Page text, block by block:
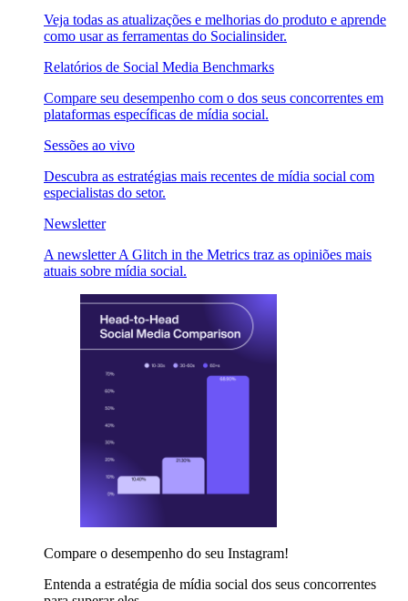
Veja todas as atualizações e melhorias do produto e aprende
como usar as ferramentas do Socialinsider.
Relatórios de Social Media Benchmarks
Compare seu desempenho com o dos seus concorrentes em
plataformas específicas de mídia social.
Sessões ao vivo
Descubra as estratégias mais recentes de mídia social com
especialistas do setor.
Newsletter
A newsletter A Glitch in the Metrics traz as opiniões mais
atuais sobre mídia social.
Compare o desempenho do seu Instagram!
Entenda a estratégia de mídia social dos seus concorrentes